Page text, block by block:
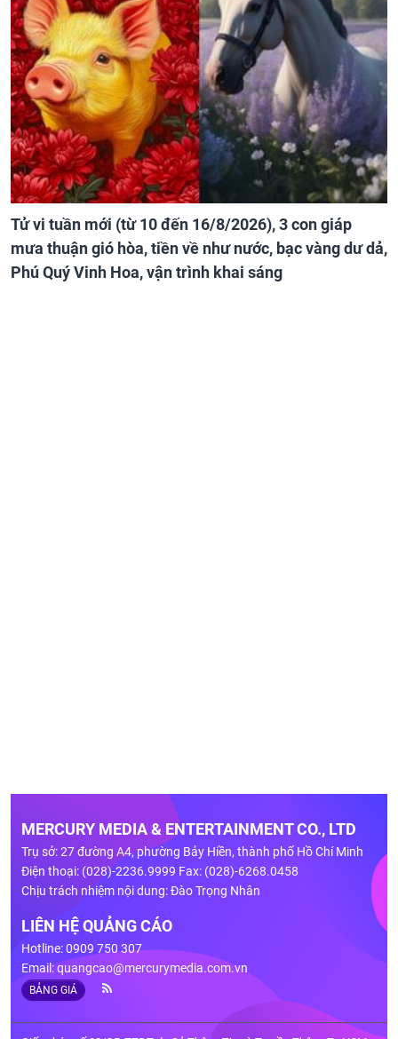
Tử vi tuần mới (từ 10 đến 16/8/2026), 3 con giáp
mưa thuận gió hòa, tiền về như nước, bạc vàng dư dả,
Phú Quý Vinh Hoa, vận trình khai sáng
MERCURY MEDIA & ENTERTAINMENT CO., LTD
Trụ sở: 27 đường A4, phường Bảy Hiền, thành phố Hồ Chí Minh
Điện thoại: (028)-2236.9999 Fax: (028)-6268.0458
Chịu trách nhiệm nội dung: Đào Trọng Nhân
LIÊN HỆ QUẢNG CÁO
Hotline: 0909 750 307
Email:quangcao@mercurymedia.com.vn
BẢNG GIÁ